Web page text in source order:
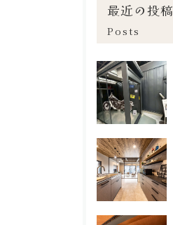
最近の投稿
Posts